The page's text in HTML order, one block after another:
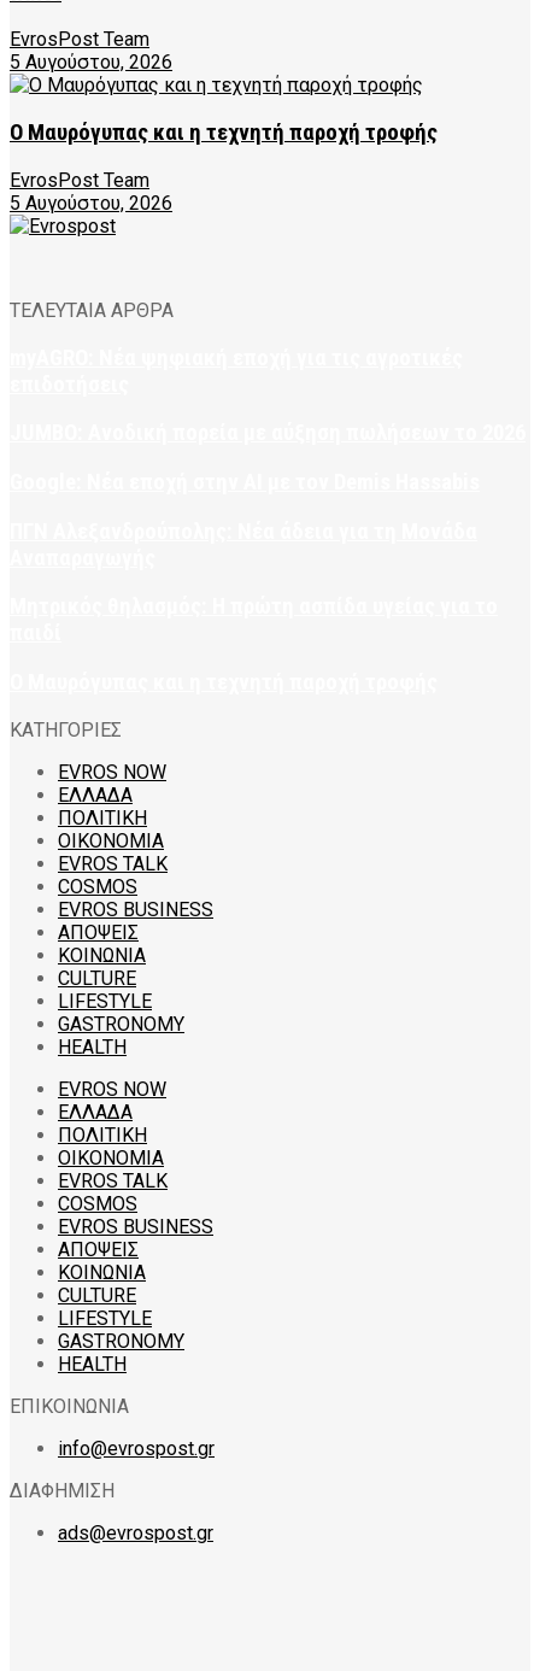
EvrosPost Team
5 Αυγούστου, 2026
Ο Μαυρόγυπας και η τεχνητή παροχή τροφής
EvrosPost Team
5 Αυγούστου, 2026
ΤΕΛΕΥΤΑΙΑ ΑΡΘΡΑ
ΚΑΤΗΓΟΡΙΕΣ
EVROS NOW
ΕΛΛΑΔΑ
ΠΟΛΙΤΙΚΗ
ΟΙΚΟΝΟΜΙΑ
EVROS TALK
COSMOS
EVROS BUSINESS
ΑΠΟΨΕΙΣ
ΚΟΙΝΩΝΙΑ
CULTURE
LIFESTYLE
GASTRONOMY
HEALTH
EVROS NOW
ΕΛΛΑΔΑ
ΠΟΛΙΤΙΚΗ
ΟΙΚΟΝΟΜΙΑ
EVROS TALK
COSMOS
EVROS BUSINESS
ΑΠΟΨΕΙΣ
ΚΟΙΝΩΝΙΑ
CULTURE
LIFESTYLE
GASTRONOMY
HEALTH
ΕΠΙΚΟΙΝΩΝΙΑ
info@evrospost.gr
ΔΙΑΦΗΜΙΣΗ
ads@evrospost.gr